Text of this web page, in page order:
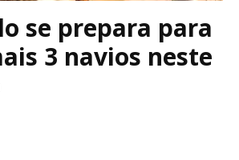
se prepara para
3 navios neste